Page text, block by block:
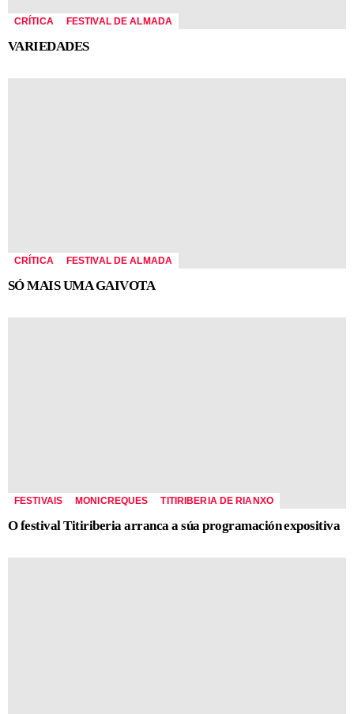
CRÍTICA FESTIVAL DE ALMADA
VARIEDADES
CRÍTICA FESTIVAL DE ALMADA
SÓ MAIS UMA GAIVOTA
FESTIVAIS MONICREQUES TITIRIBERIA DE RIANXO
O festival Titiriberia arranca a súa programación expositiva